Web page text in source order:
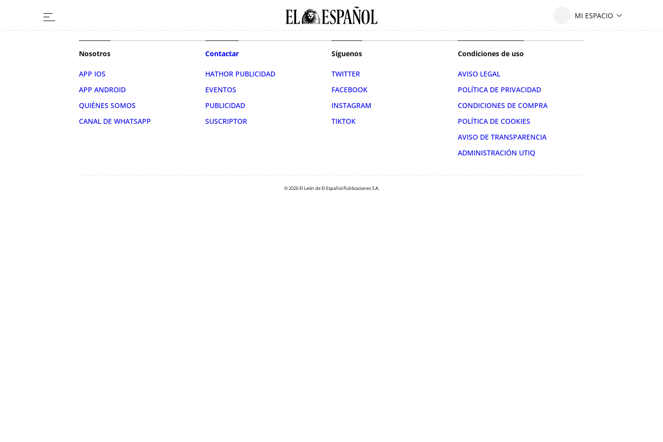
Nosotros
APP IOS
APP ANDROID
QUIÉNES SOMOS
CANAL DE WHATSAPP
Contactar
HATHOR PUBLICIDAD
EVENTOS
PUBLICIDAD
SUSCRIPTOR
Síguenos
TWITTER
FACEBOOK
INSTAGRAM
TIKTOK
Condiciones de uso
AVISO LEGAL
POLÍTICA DE PRIVACIDAD
CONDICIONES DE COMPRA
POLÍTICA DE COOKIES
AVISO DE TRANSPARENCIA
ADMINISTRACIÓN UTIQ
© 2026 El León de El Español Publicaciones S.A.